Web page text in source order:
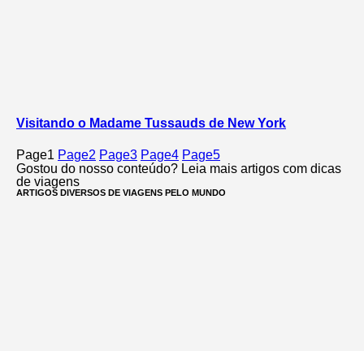
Visitando o Madame Tussauds de New York
Page1 Page2 Page3 Page4 Page5
Gostou do nosso conteúdo? Leia mais artigos com dicas
de viagens
ARTIGOS DIVERSOS DE VIAGENS PELO MUNDO​